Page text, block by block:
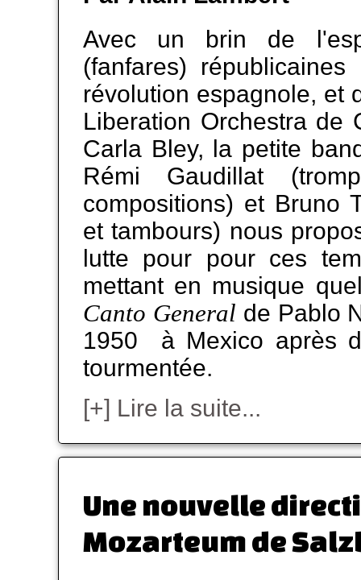
Avec un brin de
(fanfares)
révolution espagnole, et
Liberation Orchestra de
Carla Bley, la petite
Rémi Gaudillat
compositions) et Bruno
et tambours) nous
lutte pour pour ces
mettant en musique
Canto General de Pablo
1950 à Mexico après
tourmentée.
[+] Lire la suite...
Une nouvelle
Mozarteum de